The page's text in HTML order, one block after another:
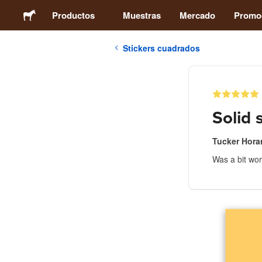
Productos Muestras Mercado
Stickers cuadrados
Solid
Tucker
Was a bit